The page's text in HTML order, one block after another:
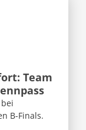
Team
B-Finals.